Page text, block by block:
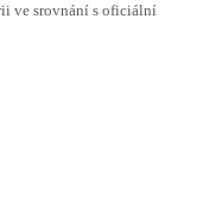
ve srovnání s oficiální